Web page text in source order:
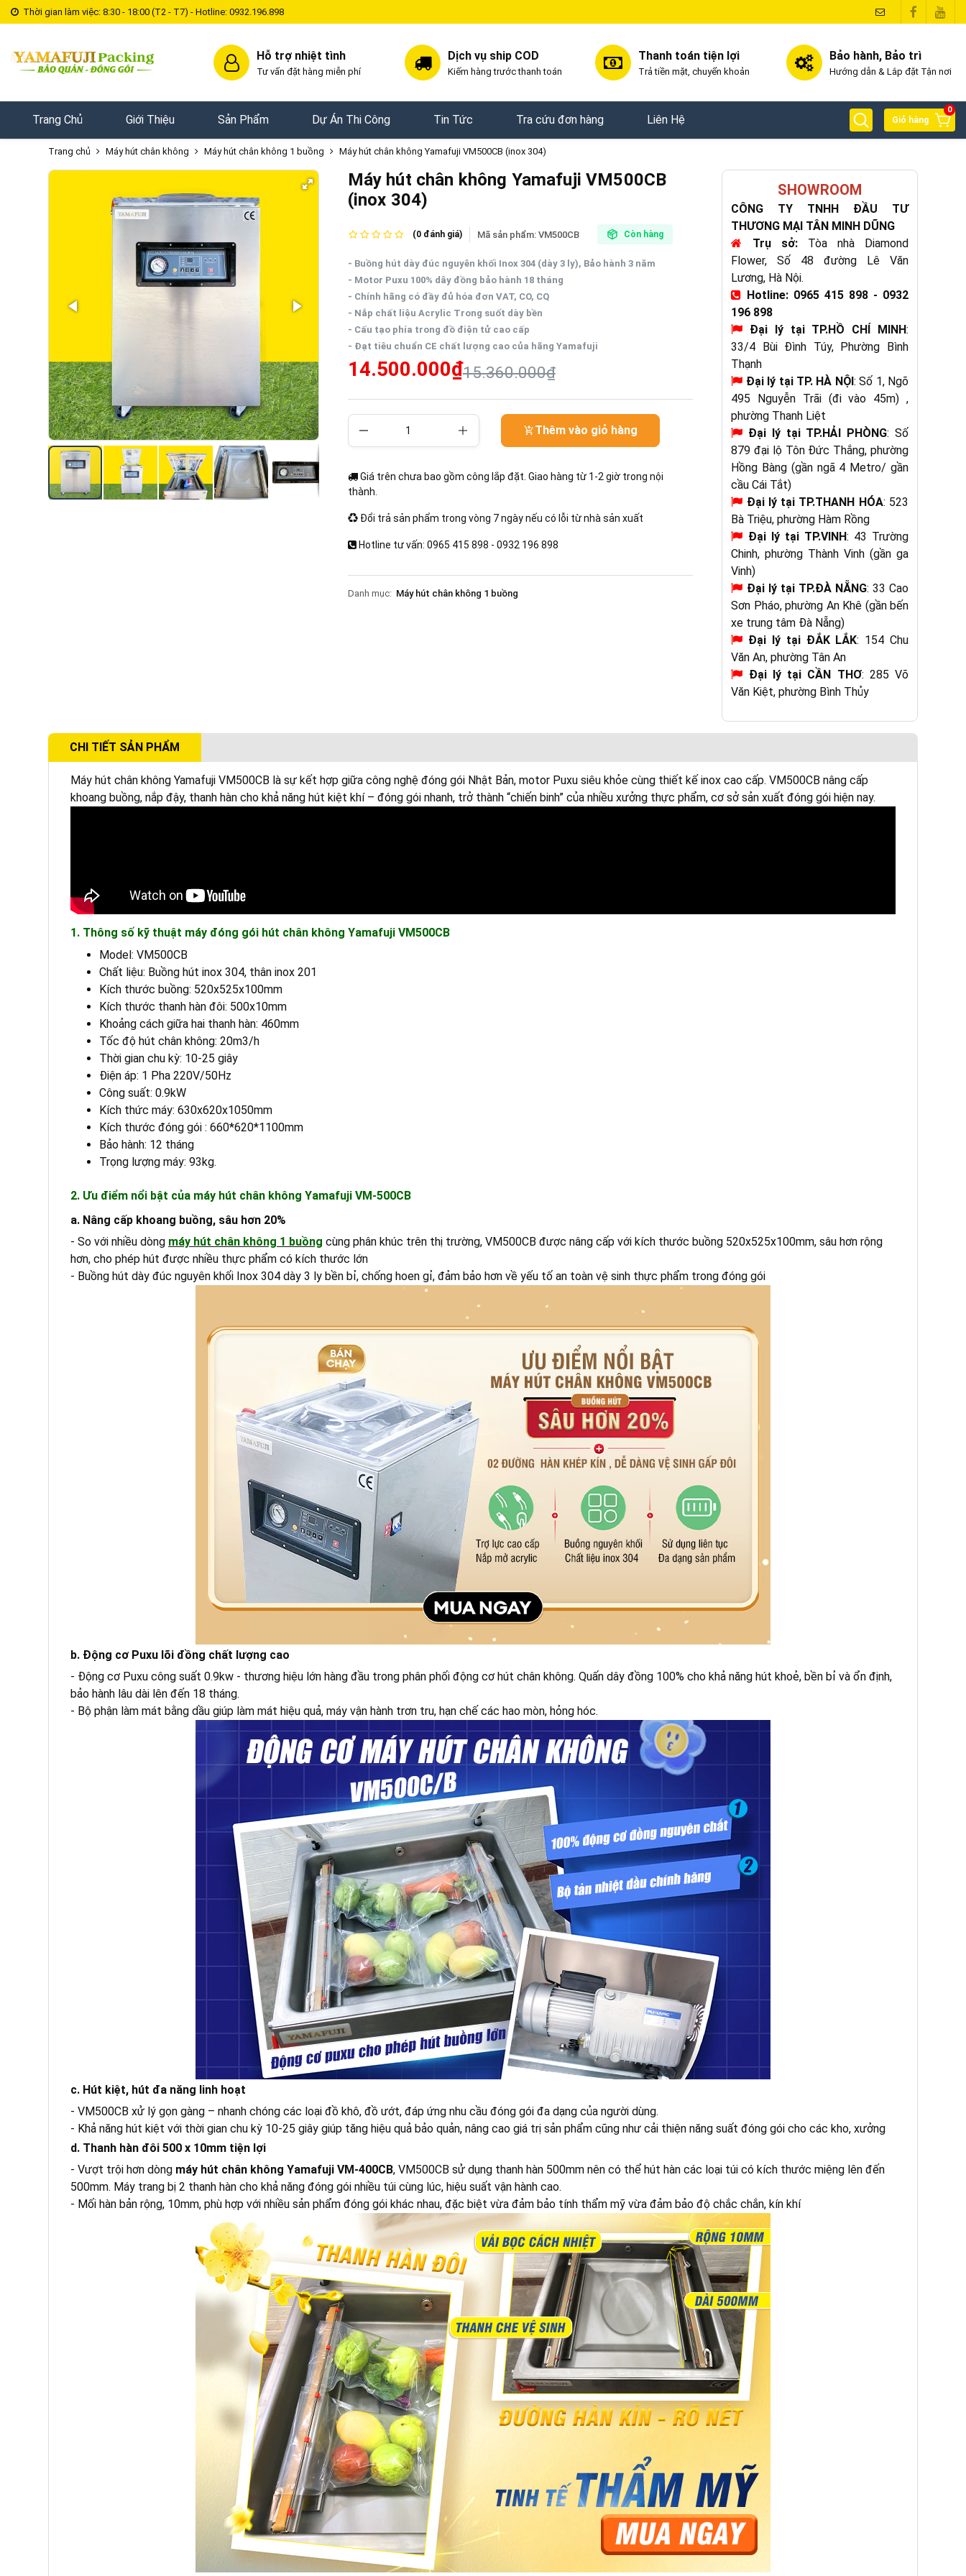
Thời gian làm việc: 8:30 - 18:00 (T2 - T7) - Hotline: 0932.196.898
Hỗ trợ nhiệt tình
Tư vấn đặt hàng miễn phí
Dịch vụ ship COD
Kiếm hàng trước thanh toán
Thanh toán tiện lợi
Trả tiền mặt, chuyển khoản
Bảo hành, Bảo trì
Hướng dẫn & Lắp đặt Tận nơi
Trang Chủ Giới Thiệu Sản Phẩm Dự Án Thi Công Tin Tức Tra cứu đơn hàng Liên Hệ
0
Giỏ hàng
Trang chủ Máy hút chân không Máy hút chân không 1 buồng Máy hút chân không Yamafuji VM500CB (inox 304)
Máy hút chân không Yamafuji VM500CB
(inox 304)
(0 đánh giá) Mã sản phẩm: VM500CB Còn hàng
- Buồng hút dày đúc nguyên khối Inox 304 (dày 3 ly), Bảo hành 3 năm
- Motor Puxu 100% dây đồng bảo hành 18 tháng
- Chính hãng có đầy đủ hóa đơn VAT, CO, CQ
- Nắp chất liệu Acrylic Trong suốt dày bền
- Cấu tạo phía trong đồ điện tử cao cấp
- Đạt tiêu chuẩn CE chất lượng cao của hãng Yamafuji
14.500.000₫15.360.000₫
Thêm vào giỏ hàng
Giá trên chưa bao gồm công lắp đặt. Giao hàng từ 1-2 giờ trong nội
thành.
Đổi trả sản phẩm trong vòng 7 ngày nếu có lỗi từ nhà sản xuất
Hotline tư vấn: 0965 415 898 - 0932 196 898
Danh mục: Máy hút chân không 1 buồng
SHOWROOM
CÔNG TY TNHH ĐẦU TƯ
THƯƠNG MẠI TÂN MINH DŨNG
Trụ sở: Tòa nhà Diamond
Flower, Số 48 đường Lê Văn
Lương, Hà Nội.
Hotline: 0965 415 898 - 0932
196 898
Đại lý tại TP.HỒ CHÍ MINH:
33/4 Bùi Đình Túy, Phường Bình
Thạnh
Đại lý tại TP. HÀ NỘI: Số 1, Ngõ
495 Nguyễn Trãi (đi vào 45m) ,
phường Thanh Liệt
Đại lý tại TP.HẢI PHÒNG: Số
879 đại lộ Tôn Đức Thắng, phường
Hồng Bàng (gần ngã 4 Metro/ gần
cầu Cái Tắt)
Đại lý tại TP.THANH HÓA: 523
Bà Triệu, phường Hàm Rồng
Đại lý tại TP.VINH: 43 Trường
Chinh, phường Thành Vinh (gần ga
Vinh)
Đại lý tại TP.ĐÀ NẴNG: 33 Cao
Sơn Pháo, phường An Khê (gần bến
xe trung tâm Đà Nẵng)
Đại lý tại ĐẮK LẮK: 154 Chu
Văn An, phường Tân An
Đại lý tại CẦN THƠ: 285 Võ
Văn Kiệt, phường Bình Thủy
CHI TIẾT SẢN PHẨM
Máy hút chân không Yamafuji VM500CB là sự kết hợp giữa công nghệ đóng gói Nhật Bản, motor Puxu siêu khỏe cùng thiết kế inox cao cấp. VM500CB nâng cấp
khoang buồng, nắp đậy, thanh hàn cho khả năng hút kiệt khí – đóng gói nhanh, trở thành “chiến binh” của nhiều xưởng thực phẩm, cơ sở sản xuất đóng gói hiện nay.
1. Thông số kỹ thuật máy đóng gói hút chân không Yamafuji VM500CB
Model: VM500CB
Chất liệu: Buồng hút inox 304, thân inox 201
Kích thước buồng: 520x525x100mm
Kích thước thanh hàn đôi: 500x10mm
Khoảng cách giữa hai thanh hàn: 460mm
Tốc độ hút chân không: 20m3/h
Thời gian chu kỳ: 10-25 giây
Điện áp: 1 Pha 220V/50Hz
Công suất: 0.9kW
Kích thức máy: 630x620x1050mm
Kích thước đóng gói : 660*620*1100mm
Bảo hành: 12 tháng
Trọng lượng máy: 93kg.
2. Ưu điểm nổi bật của máy hút chân không Yamafuji VM-500CB
a. Nâng cấp khoang buồng, sâu hơn 20%
- So với nhiều dòng máy hút chân không 1 buồng cùng phân khúc trên thị trường, VM500CB được nâng cấp với kích thước buồng 520x525x100mm, sâu hơn rộng
hơn, cho phép hút được nhiều thực phẩm có kích thước lớn
- Buồng hút dày đúc nguyên khối Inox 304 dày 3 ly bền bỉ, chống hoen gỉ, đảm bảo hơn về yếu tố an toàn vệ sinh thực phẩm trong đóng gói
b. Động cơ Puxu lõi đồng chất lượng cao
- Động cơ Puxu công suất 0.9kw - thương hiệu lớn hàng đầu trong phân phối động cơ hút chân không. Quấn dây đồng 100% cho khả năng hút khoẻ, bền bỉ và ổn định,
bảo hành lâu dài lên đến 18 tháng.
- Bộ phận làm mát bằng dầu giúp làm mát hiệu quả, máy vận hành trơn tru, hạn chế các hao mòn, hỏng hóc.
c. Hút kiệt, hút đa năng linh hoạt
- VM500CB xử lý gọn gàng – nhanh chóng các loại đồ khô, đồ ướt, đáp ứng nhu cầu đóng gói đa dạng của người dùng.
- Khả năng hút kiệt với thời gian chu kỳ 10-25 giây giúp tăng hiệu quả bảo quản, nâng cao giá trị sản phẩm cũng như cải thiện năng suất đóng gói cho các kho, xưởng
d. Thanh hàn đôi 500 x 10mm tiện lợi
- Vượt trội hơn dòng máy hút chân không Yamafuji VM-400CB, VM500CB sử dụng thanh hàn 500mm nên có thể hút hàn các loại túi có kích thước miệng lên đến
500mm. Máy trang bị 2 thanh hàn cho khả năng đóng gói nhiều túi cùng lúc, hiệu suất vận hành cao.
- Mối hàn bản rộng, 10mm, phù hợp với nhiều sản phẩm đóng gói khác nhau, đặc biệt vừa đảm bảo tính thẩm mỹ vừa đảm bảo độ chắc chắn, kín khí